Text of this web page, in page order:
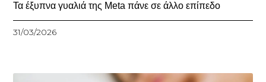
Τα έξυπνα γυαλιά της Meta πάνε σε άλλο επίπεδο
31/03/2026